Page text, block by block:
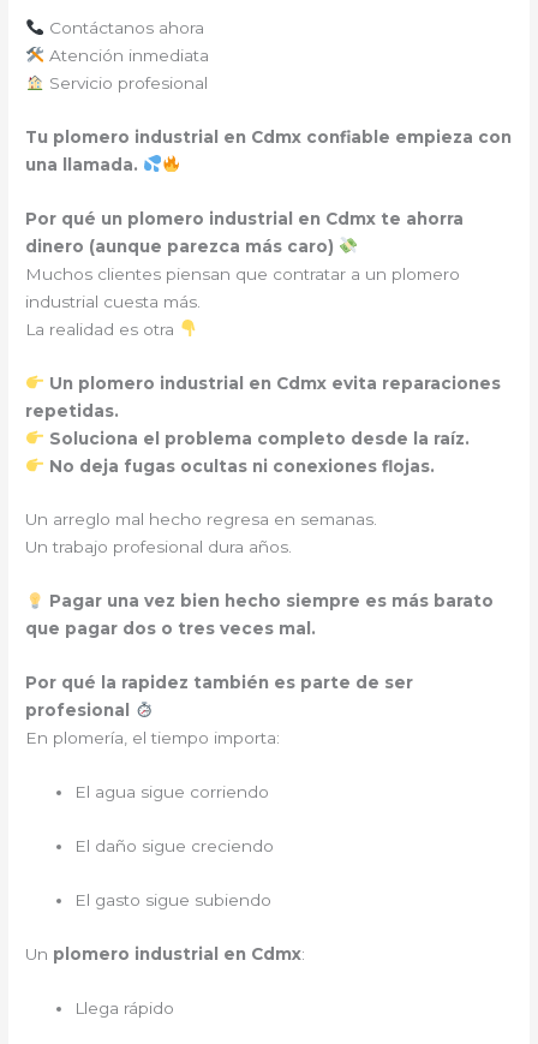
Contáctanos ahora
Atención inmediata
Servicio profesional
Tu plomero industrial en Cdmx confiable empieza con
una llamada.
Por qué un plomero industrial en Cdmx te ahorra
dinero (aunque parezca más caro)
Muchos clientes piensan que contratar a un plomero
industrial cuesta más.
La realidad es otra
Un plomero industrial en Cdmx evita reparaciones
repetidas.
Soluciona el problema completo desde la raíz.
No deja fugas ocultas ni conexiones flojas.
Un arreglo mal hecho regresa en semanas.
Un trabajo profesional dura años.
Pagar una vez bien hecho siempre es más barato
que pagar dos o tres veces mal.
Por qué la rapidez también es parte de ser
profesional
En plomería, el tiempo importa:
El agua sigue corriendo
El daño sigue creciendo
El gasto sigue subiendo
Un plomero industrial en Cdmx:
Llega rápido